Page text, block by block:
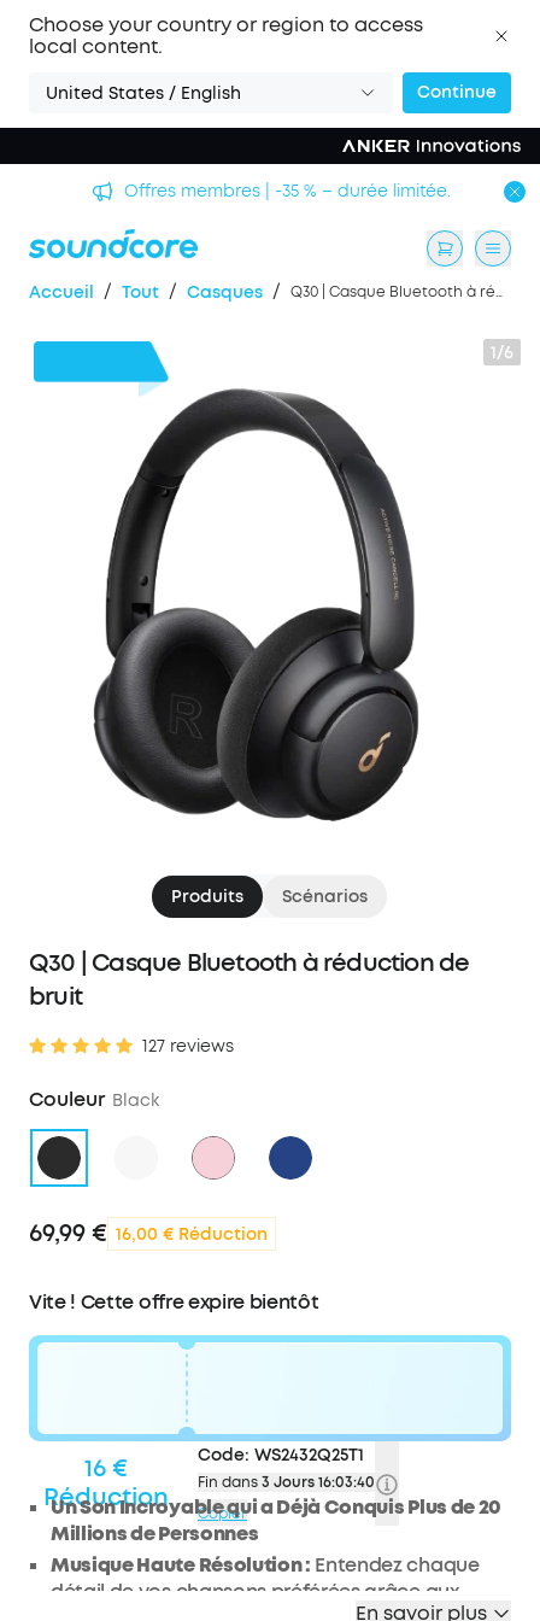
Choose your country or region to access
local content.
United States / English Continue
Offres membres | -35 % – durée limitée.
Accueil / Tout / Casques / Q30 | Casque Bluetooth à réduction de bruit
1/6
Produits Scénarios
Q30 | Casque Bluetooth à réduction de
bruit
127 reviews
Couleur Black
69,99 € 16,00 € Réduction
Vite ! Cette offre expire bientôt
16 €
Réduction
Code: WS2432Q25T1
Fin dans3 Jours 16:03:40
Copier
Un Son Incroyable qui a Déjà Conquis Plus de 20
Millions de Personnes
Musique Haute Résolution : Entendez chaque
détail de vos chansons préférées grâce aux
En savoir plus